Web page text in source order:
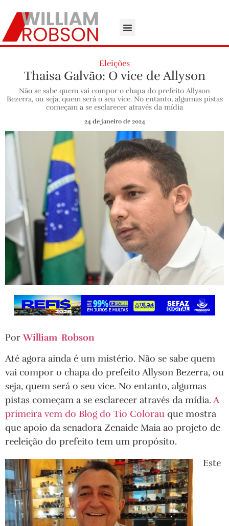
Eleições
Thaisa Galvão: O vice de Allyson
Não se sabe quem vai compor o chapa do prefeito Allyson
Bezerra, ou seja, quem será o seu vice. No entanto, algumas pistas
começam a se esclarecer através da mídia
24 de janeiro de 2024
PorWilliam Robson
Até agora ainda é um mistério. Não se sabe quem
vai compor o chapa do prefeito Allyson Bezerra, ou
seja, quem será o seu vice. No entanto, algumas
pistas começam a se esclarecer através da mídia. A
primeira vem do Blog do Tio Colorau que mostra
que apoio da senadora Zenaide Maia ao projeto de
reeleição do prefeito tem um propósito.
Este